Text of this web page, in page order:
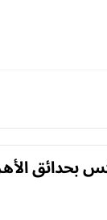
سوبر لوكس